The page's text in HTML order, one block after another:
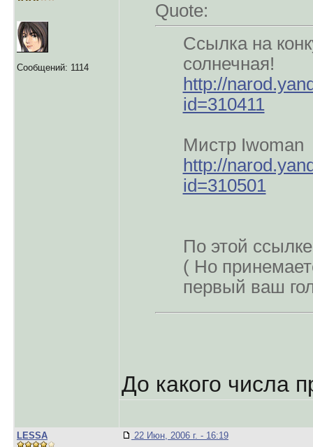
Сообщений: 1114
Quote:
Ссылка на
солнечная!
http://
id=310411
Мистр Iwoman
http://
id=310501
По этой
( Но
первый ваш
До какого числа
LESSA 22 Июн, 2006 г. - 16:19